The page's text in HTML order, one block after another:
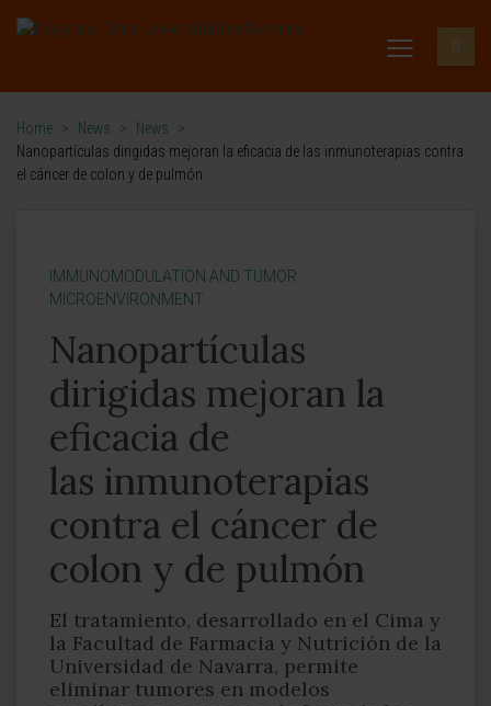
Home > News > News
>
Nanopartículas dirigidas mejoran la eficacia de las inmunoterapias contra
el cáncer de colon y de pulmón
IMMUNOMODULATION AND TUMOR
MICROENVIRONMENT
Nanopartículas
dirigidas mejoran la
eficacia de
las inmunoterapias
contra el cáncer de
colon y de pulmón
El tratamiento, desarrollado en el Cima y
la Facultad de Farmacia y Nutrición de la
Universidad de Navarra, permite
eliminar tumores en modelos